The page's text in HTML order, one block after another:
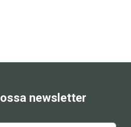
newsletter